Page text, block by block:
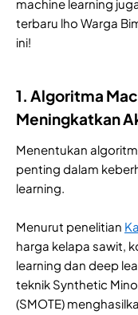
machine learning
terbaru lho Warga
ini!
1. Algoritma
Meningkatkan
Menentukan
penting dalam
learning.
Menurut penelitian
harga kelapa sawit,
learning dan deep
teknik Synthetic
(SMOTE)